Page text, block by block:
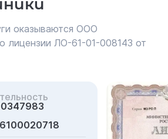
оказываются ООО
лицензии ЛО-61-01-008143 от